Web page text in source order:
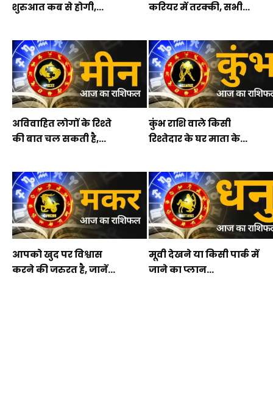
शुरुआत कब से होगी,...
करियर में तरक्की, सभी...
अविवाहित लोगों के रिश्ते
की बात चल सकती है,...
कुंभ राशि वाले किसी
रिश्तेदार के घर माता के...
आपको खुद पर विश्वास
करने की जरुरत है, जानें...
मूवी देखने या किसी पार्क में
जाने का प्लान...